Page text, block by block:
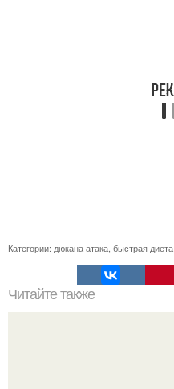
Категории: дюкана атака, быстрая диета
Читайте также